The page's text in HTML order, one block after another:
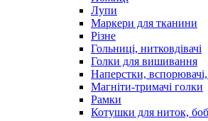
Лупи
Маркери для тканини
Різне
Гольниці, нитковдівачі
Голки для вишивання
Наперстки, вспорювачі,
Магніти-тримачі голки
Рамки
Котушки для ниток,